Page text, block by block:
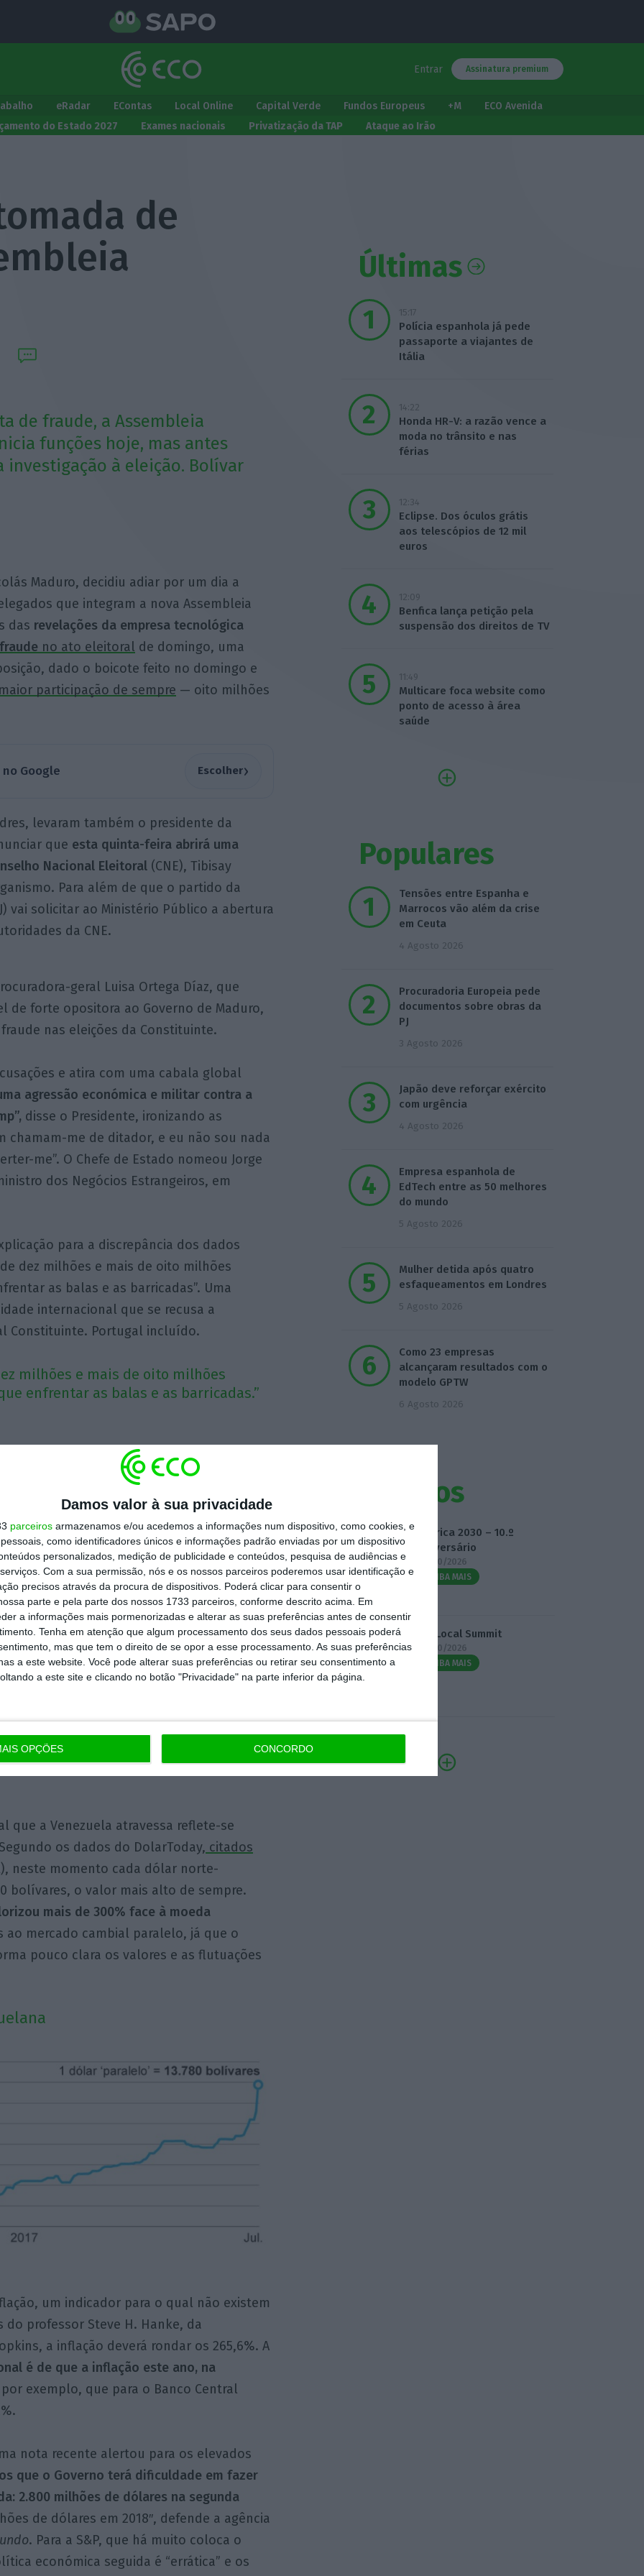
Damos valor à sua privacidade
parceiros armazenamos e/ou acedemos a informações num dispositivo, como cookies, e
como identificadores únicos e informações padrão enviadas por um dispositivo
personalizados, medição de publicidade e conteúdos, pesquisa de audiências e
Com a sua permissão, nós e os nossos parceiros poderemos usar identificação e
precisos através da procura de dispositivos. Poderá clicar para consentir o
parte e pela parte dos nossos 1733 parceiros, conforme descrito acima. Em
a informações mais pormenorizadas e alterar as suas preferências antes de consentir
Tenha em atenção que algum processamento dos seus dados pessoais poderá
mas que tem o direito de se opor a esse processamento. As suas preferências
a este website. Você pode alterar suas preferências ou retirar seu consentimento a
a este site e clicando no botão "Privacidade" na parte inferior da página.
OPÇÕES CONCORDO
Entrar Assinatura premium
eRadar EContas Local Online Capital Verde Fundos Europeus +M
ECO Avenida
do Estado 2027 Exames nacionais Privatização da TAP Ataque ao Irão
de
de fraude, a Assembleia
funções hoje, mas antes
investigação à eleição. Bolívar
Maduro, decidiu adiar por um dia a
que integram a nova Assembleia
das revelações da empresa tecnológica
fraude no ato eleitoral de domingo, uma
dado o boicote feito no domingo e
maior participação de sempre — oito milhões
Google Escolher›
levaram também o presidente da
que esta quinta-feira abrirá uma
Nacional Eleitoral(CNE), Tibisay
Para além de que o partido da
vai solicitar ao Ministério Público a abertura
da CNE.
geral Luisa Ortega Díaz, que
de forte opositora ao Governo de Maduro,
nas eleições da Constituinte.
e atira com uma cabala global
agressão económica e militar contra a
disse o Presidente, ironizando as
chamam-me de ditador, e eu não sou nada
me”. O Chefe de Estado nomeou Jorge
dos Negócios Estrangeiros, em
para a discrepância dos dados
dez milhões e mais de oito milhões
as balas e as barricadas”. Uma
internacional que se recusa a
Constituinte. Portugal incluído.
milhões e mais de oito milhões
enfrentar as balas e as barricadas.”
adiar por um dia a tomada de posse do
da Assembleia Constituinte seja
todo o protocolo necessário na próxima
adiar para sexta-feira a manifestação
a sessão inaugural está prevista para o
para hoje. “Para defender a Constituição
feira] será realizada amanhã [sexta-
social de mensagens ‘online’ Twitter a
(MUD).
que a Venezuela atravessa reflete-se
os dados do DolarToday, citados
neste momento cada dólar norte-
bolívares, o valor mais alto de sempre.
mais de 300% face à moeda
ao mercado cambial paralelo, já que o
pouco clara os valores e as flutuações
um indicador para o qual não existem
professor Steve H. Hanke, da
a inflação deverá rondar os 265,6%. A
é de que a inflação este ano, na
exemplo, que para o Banco Central
nota recente alertou para os elevados
que o Governo terá dificuldade em fazer
2.800 milhões de dólares na segunda
de dólares em 2018″, defende a agência
. Para a S&P, que há muito coloca o
económica seguida é “errática” e os
Últimas
15:17
Polícia espanhola já pede
passaporte a viajantes de
Itália
14:22
Honda HR-V: a razão vence a
moda no trânsito e nas
férias
12:34
Eclipse. Dos óculos grátis
aos telescópios de 12 mil
euros
12:09
Benfica lança petição pela
suspensão dos direitos de TV
11:49
Multicare foca website como
ponto de acesso à área
saúde
Populares
Tensões entre Espanha e
Marrocos vão além da crise
em Ceuta
4 Agosto 2026
Procuradoria Europeia pede
documentos sobre obras da
PJ
3 Agosto 2026
Japão deve reforçar exército
com urgência
4 Agosto 2026
Empresa espanhola de
EdTech entre as 50 melhores
do mundo
5 Agosto 2026
Mulher detida após quatro
esfaqueamentos em Londres
5 Agosto 2026
Como 23 empresas
alcançaram resultados com o
modelo GPTW
6 Agosto 2026
Eventos
Fábrica 2030 – 10.º
Aniversário
14/10/2026
SAIBA MAIS
3.º Local Summit
07/10/2026
SAIBA MAIS